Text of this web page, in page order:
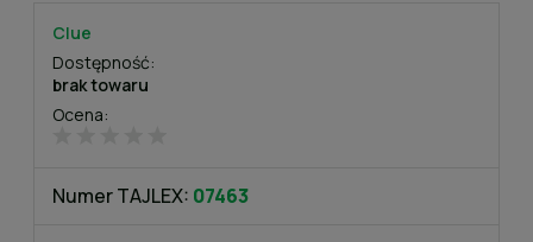
Ocena:
Clue
Dostępność:
brak towaru
Numer TAJLEX: 07463